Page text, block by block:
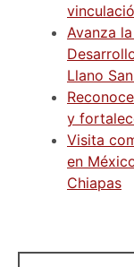
Avanza
Llano
y
Visita
en
Chiapas